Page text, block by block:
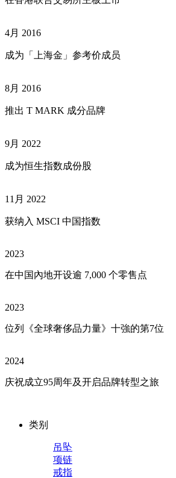
4月 2016
成为「上海金」参考价成员
8月 2016
推出 T MARK 成分品牌
9月 2022
成为恒生指数成份股
11月 2022
获纳入 MSCI 中国指数
2023
在中国內地开设逾 7,000 个零售点
2023
位列《全球奢侈品力量》十強的第7位
2024
庆祝成立95周年及开启品牌转型之旅
类别
吊坠
项链
戒指